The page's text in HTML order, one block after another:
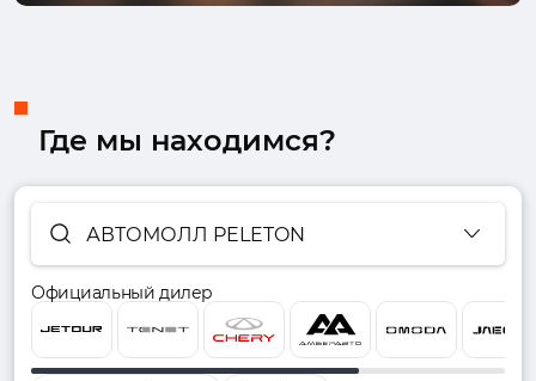
Где мы находимся?
АВТОМОЛЛ PELETON
Официальный дилер